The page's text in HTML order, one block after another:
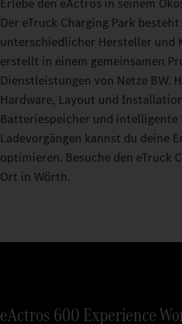
Erlebe den eActros in seinem
Der eTruck Charging Park
unterschiedlicher Hersteller und
erstellt in einem gemeinsamen
Dienstleistungen von Netze BW.
Hardware, Layout und
Batteriespeicher und intelligente
Ladevorgängen kannst du deine
optimieren. Besuche den eTruck
Ort in Wörth.
eActros 600 Experience